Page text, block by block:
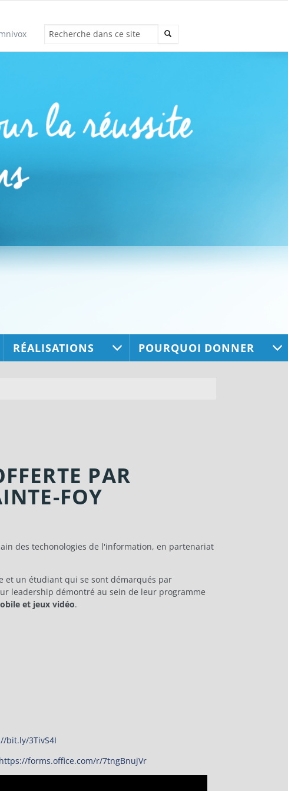
Recherche
RÉALISATIONS POURQUOI DONNER
PAR
FOY
des techonologies de l'information, en partenariat
et un étudiant qui se sont démarqués par
leadership démontré au sein de leur programme
et jeux vidéo.
bit.ly/3TivS4I
https://forms.office.com/r/7tngBnujVr